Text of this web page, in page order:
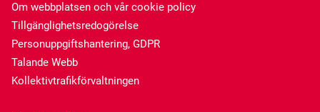
Om webbplatsen och vår cookie policy
Tillgänglighetsredogörelse
Personuppgiftshantering, GDPR
Talande Webb
Kollektivtrafikförvaltningen